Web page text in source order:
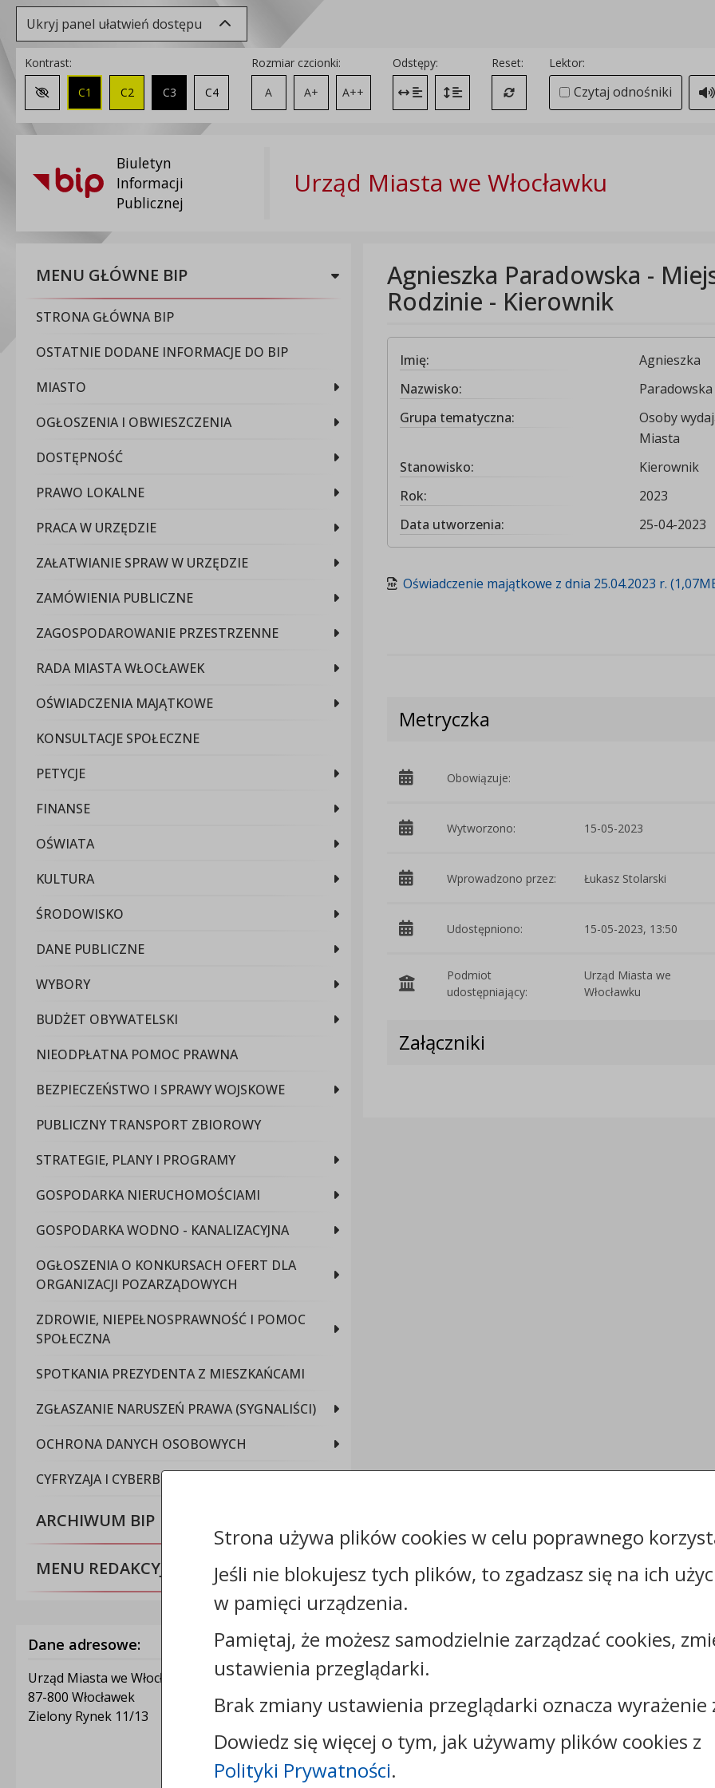
Ukryj panel ułatwień dostępu
Kontrast:
Zmień kontrast na domyślny
C1 C2 C3 C4
Rozmiar czcionki:
A
A+ A++
Odstępy:
Zmień odstęp między literami
Zmień interlinię i margines między paragrafami
Reset:
Przywróć ustawienia domyślne
Lektor:
Czytaj odnośniki
Biuletyn
Informacji
Publicznej
Urząd Miasta we Włocławku
MENU GŁÓWNE BIP
STRONA GŁÓWNA BIP
OSTATNIE DODANE INFORMACJE DO BIP
MIASTO
OGŁOSZENIA I OBWIESZCZENIA
DOSTĘPNOŚĆ
PRAWO LOKALNE
PRACA W URZĘDZIE
ZAŁATWIANIE SPRAW W URZĘDZIE
ZAMÓWIENIA PUBLICZNE
ZAGOSPODAROWANIE PRZESTRZENNE
RADA MIASTA WŁOCŁAWEK
OŚWIADCZENIA MAJĄTKOWE
KONSULTACJE SPOŁECZNE
PETYCJE
FINANSE
OŚWIATA
KULTURA
ŚRODOWISKO
DANE PUBLICZNE
WYBORY
BUDŻET OBYWATELSKI
NIEODPŁATNA POMOC PRAWNA
BEZPIECZEŃSTWO I SPRAWY WOJSKOWE
PUBLICZNY TRANSPORT ZBIOROWY
STRATEGIE, PLANY I PROGRAMY
GOSPODARKA NIERUCHOMOŚCIAMI
GOSPODARKA WODNO - KANALIZACYJNA
OGŁOSZENIA O KONKURSACH OFERT DLA
ORGANIZACJI POZARZĄDOWYCH
ZDROWIE, NIEPEŁNOSPRAWNOŚĆ I POMOC
SPOŁECZNA
SPOTKANIA PREZYDENTA Z MIESZKAŃCAMI
ZGŁASZANIE NARUSZEŃ PRAWA (SYGNALIŚCI)
OCHRONA DANYCH OSOBOWYCH
CYFRYZAJA I CYBERBEZPIECZEŃSTWO
ARCHIWUM BIP
MENU REDAKCYJNE
Agnieszka Paradowska -
Rodzinie - Kierownik
Imię:
Agnieszka
Nazwisko:
Paradowska
Grupa tematyczna:
Osoby
Miasta
Stanowisko:
Kierownik
Rok:
2023
Data utworzenia:
25-04-2023
Oświadczenie majątkowe z dnia 25.04.2023 r.
Metryczka
Obowiązuje:
Wytworzono: 15-05-2023
Wprowadzono przez: Łukasz Stolarski
Udostępniono: 15-05-2023, 13:50
Podmiot
udostępniający:
Urząd Miasta we
Włocławku
Załączniki
Dane adresowe:
Urząd Miasta we Włocławku
87-800 Włocławek
Zielony Rynek 11/13
Kontakt:
tel.:+48544144000
faks: +48544144444
e-mail:poczta@um.wloclawek.pl
skrytka ePUAP: /umwloclawek/SkrytkaESP lub
/umwloclawek/skrytka
strona www:
Strona używa plików cookies w celu poprawnego
Jeśli nie blokujesz tych plików, to zgadzasz się na ich
w pamięci urządzenia.
Pamiętaj, że możesz samodzielnie zarządzać cookies,
ustawienia przeglądarki.
Brak zmiany ustawienia przeglądarki oznacza wyrażenie
Dowiedz się więcej o tym, jak używamy plików cookies z
Polityki Prywatności.